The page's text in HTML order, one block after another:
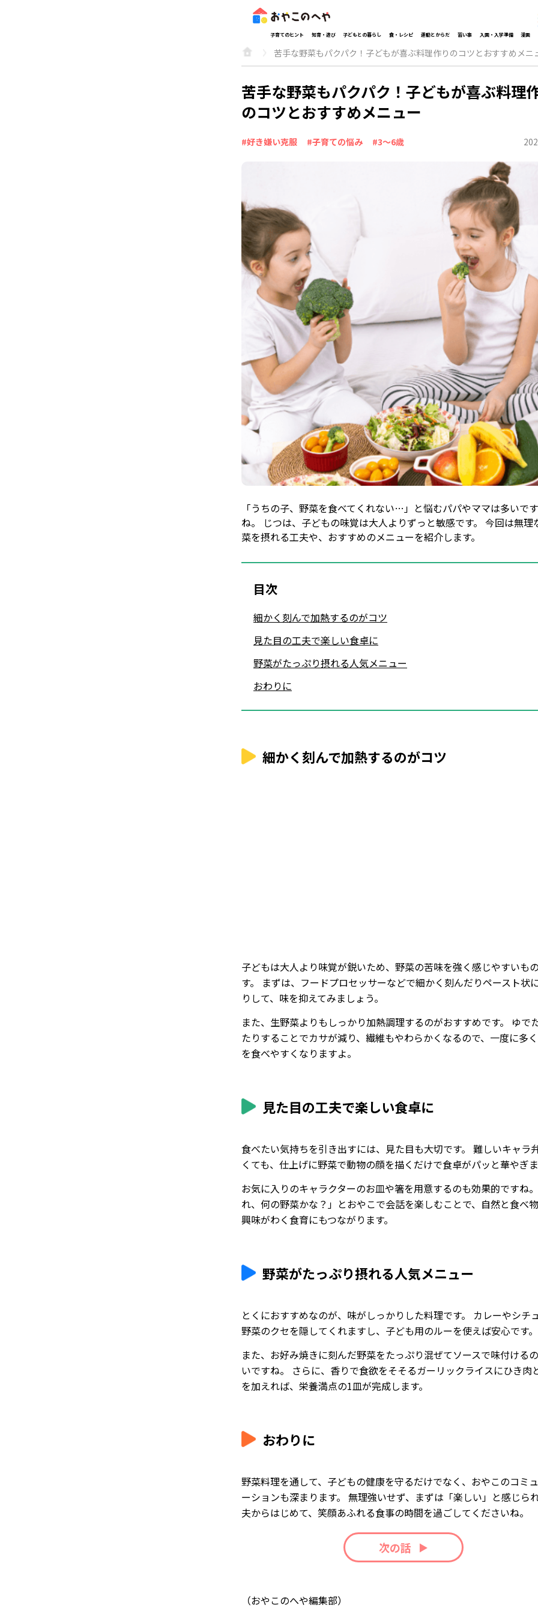
子育てのヒント 知育・遊び 子どもとの暮らし 食・レシピ 運動とからだ 習い事 入園・入学準備 漫画
苦手な野菜もパクパク！子どもが喜ぶ料理作りのコツとおすすめメニ
苦手な野菜もパクパク！子どもが喜ぶ料理
のコツとおすすめメニュー
#好き嫌い克服 #子育ての悩み #3～6歳
「うちの子、野菜を食べてくれない…」と悩むパパやママは多いで
ね。 じつは、子どもの味覚は大人よりずっと敏感です。 今回は無理
菜を摂れる工夫や、おすすめのメニューを紹介します。
目次
細かく刻んで加熱するのがコツ
見た目の工夫で楽しい食卓に
野菜がたっぷり摂れる人気メニュー
おわりに
細かく刻んで加熱するのがコツ
子どもは大人より味覚が鋭いため、野菜の苦味を強く感じやすいも
す。 まずは、フードプロセッサーなどで細かく刻んだりペースト状
りして、味を抑えてみましょう。
また、生野菜よりもしっかり加熱調理するのがおすすめです。 ゆで
たりすることでカサが減り、繊維もやわらかくなるので、一度に多
を食べやすくなりますよ。
見た目の工夫で楽しい食卓に
食べたい気持ちを引き出すには、見た目も大切です。 難しいキャラ
くても、仕上げに野菜で動物の顔を描くだけで食卓がパッと華やぎま
お気に入りのキャラクターのお皿や箸を用意するのも効果的ですね
れ、何の野菜かな？」とおやこで会話を楽しむことで、自然と食べ
興味がわく食育にもつながります。
野菜がたっぷり摂れる人気メニュー
とくにおすすめなのが、味がしっかりした料理です。 カレーやシチ
野菜のクセを隠してくれますし、子ども用のルーを使えば安心です。
また、お好み焼きに刻んだ野菜をたっぷり混ぜてソースで味付ける
いですね。 さらに、香りで食欲をそそるガーリックライスにひき肉
を加えれば、栄養満点の1皿が完成します。
おわりに
野菜料理を通して、子どもの健康を守るだけでなく、おやこのコミ
ーションも深まります。 無理強いせず、まずは「楽しい」と感じら
夫からはじめて、笑顔あふれる食事の時間を過ごしてくださいね。
次の話
（おやこのへや編集部）